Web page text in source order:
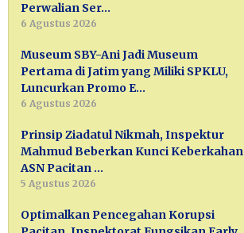
Perwalian Ser…
6 Agustus 2026
Museum SBY-Ani Jadi Museum
Pertama di Jatim yang Miliki SPKLU,
Luncurkan Promo E…
6 Agustus 2026
Prinsip Ziadatul Nikmah, Inspektur
Mahmud Beberkan Kunci Keberkahan
ASN Pacitan …
5 Agustus 2026
Optimalkan Pencegahan Korupsi